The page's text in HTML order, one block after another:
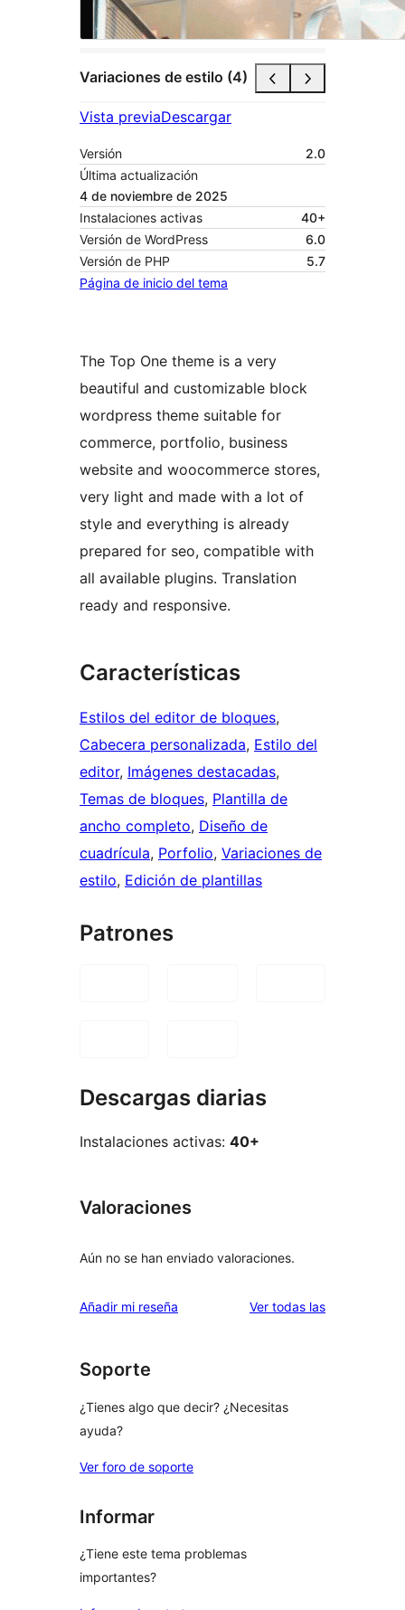
Variaciones de estilo (4)
Vista previaDescargar
Versión
2.0
Última actualización
4 de noviembre de 2025
Instalaciones activas
40+
Versión de WordPress
6.0
Versión de PHP
5.7
Página de inicio del tema
The Top One theme is a very
beautiful and customizable block
wordpress theme suitable for
commerce, portfolio, business
website and woocommerce stores,
very light and made with a lot of
style and everything is already
prepared for seo, compatible with
all available plugins. Translation
ready and responsive.
Características
Estilos del editor de bloques
Cabecera personalizada, Estilo del
editor, Imágenes destacadas
Temas de bloques, Plantilla de
ancho completo, Diseño de
cuadrícula, Porfolio, Variaciones de
estilo, Edición de plantillas
Patrones
Descargas diarias
Instalaciones activas: 40+
Valoraciones
Aún no se han enviado valoraciones.
Añadir mi reseña Ver todas lasvaloraciones
Soporte
¿Tienes algo que decir? ¿Necesitas
ayuda?
Ver foro de soporte
Informar
¿Tiene este tema problemas
importantes?